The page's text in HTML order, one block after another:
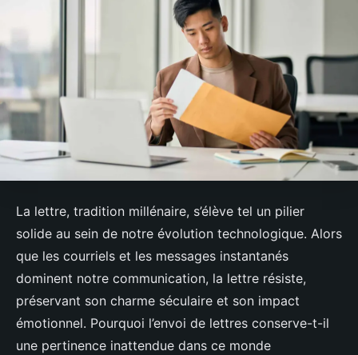
La lettre, tradition millénaire, s’élève tel un pilier
solide au sein de notre évolution technologique. Alors
que les courriels et les messages instantanés
dominent notre communication, la lettre résiste,
préservant son charme séculaire et son impact
émotionnel. Pourquoi l’envoi de lettres conserve-t-il
une pertinence inattendue dans ce monde